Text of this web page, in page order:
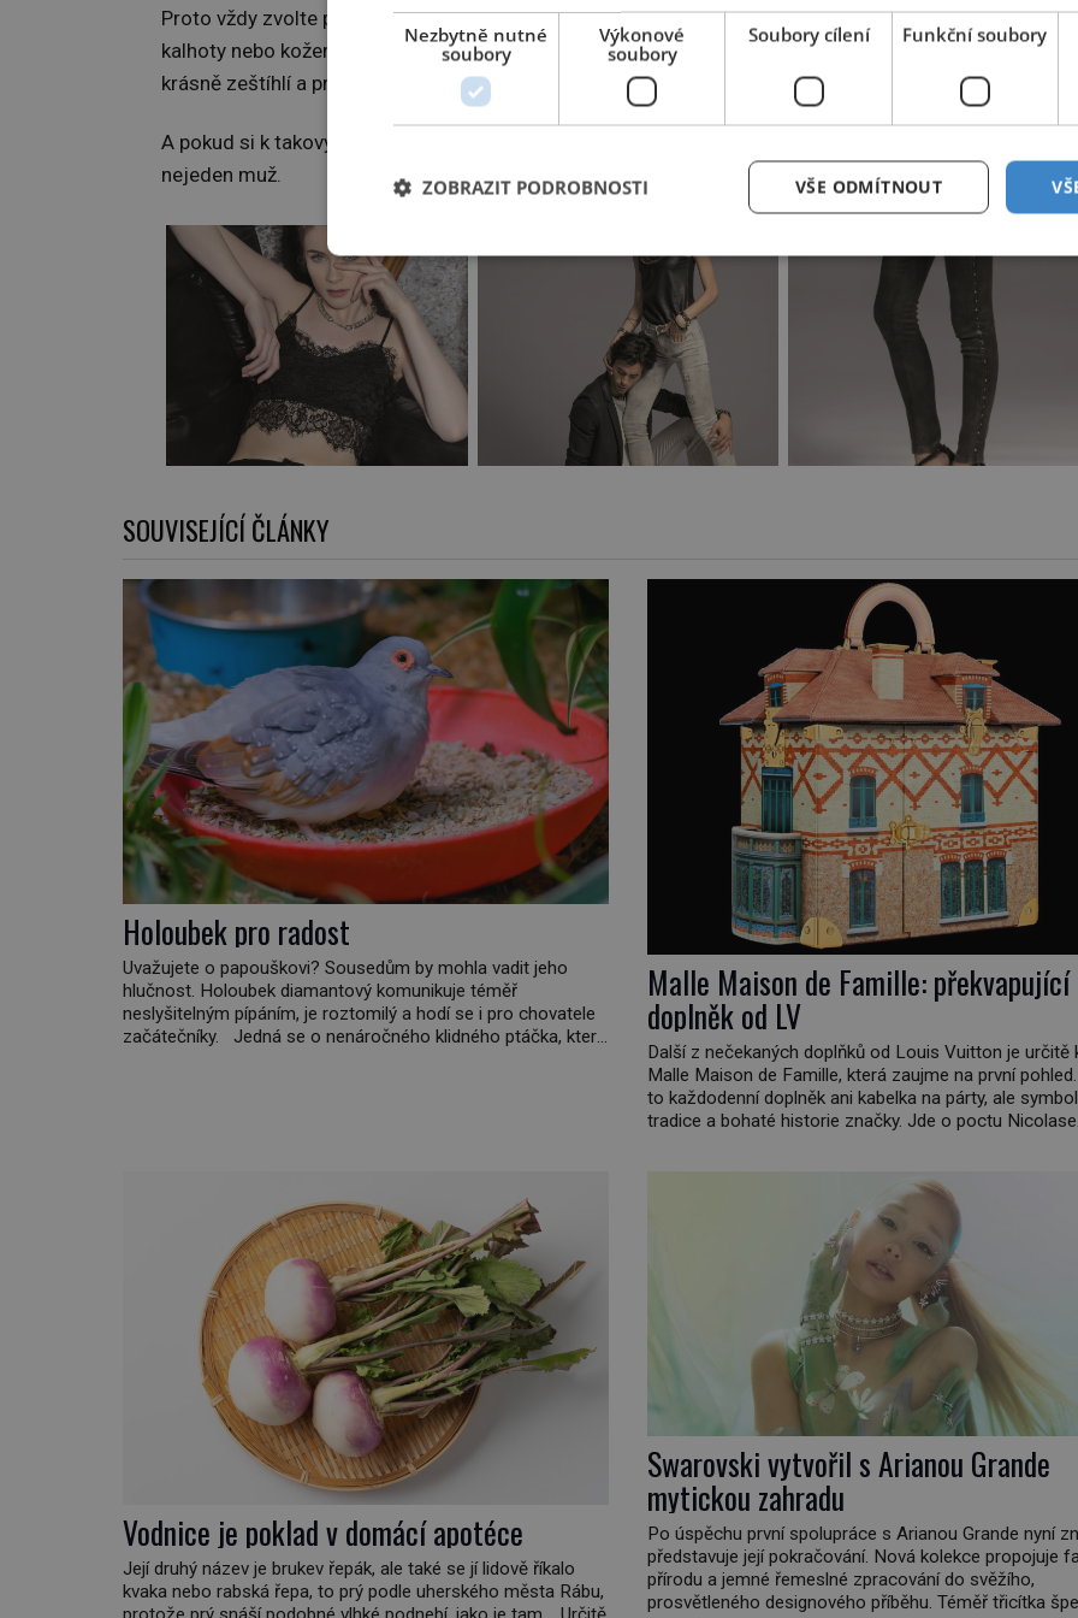
Proto vždy zvolte pouze jeden kožený prvek, ke kterému připoutáte jeho zrak. Ať už se rozhodnete pro
kalhoty nebo koženkové legíny, rozhodně nešlápnete vedle. Kůže i veškeré její imitace vaše nohy totiž
krásně zeštíhlí a prodlouží.
A pokud si k takovým kalhotám obujete navíc boty na vysokém podpatku, věřte, že se vámi otočí
nejeden muž.
SOUVISEJÍCÍ ČLÁNKY
Holoubek pro radost
Uvažujete o papouškovi? Sousedům by mohla vadit jeho
hlučnost. Holoubek diamantový komunikuje téměř
neslyšitelným pípáním, je roztomilý a hodí se i pro chovatele
začátečníky. Jedná se o nenáročného klidného ptáčka, který
Malle Maison de Famille: překvapující
doplněk od LV
Další z nečekaných doplňků od Louis Vuitton je určitě
Malle Maison de Famille, která zaujme na první
to každodenní doplněk ani kabelka na párty, ale symbol
tradice a bohaté historie značky. Jde o poctu Nicolase
Vodnice je poklad v domácí apotéce
Její druhý název je brukev řepák, ale také se jí lidově říkalo
kvaka nebo rabská řepa, to prý podle uherského města Rábu,
Swarovski vytvořil s Arianou Grande
mytickou zahradu
Po úspěchu první spolupráce s Arianou Grande nyní
představuje její pokračování. Nová kolekce propojuje
přírodu a jemné řemeslné zpracování do svěžího,
prosvětleného designového příběhu. Téměř třicítka
Nezbytně nutné
soubory
Výkonové
soubory
Soubory cílení Funkční soubory
VŠE ODMÍTNOUT
ZOBRAZIT PODROBNOSTI